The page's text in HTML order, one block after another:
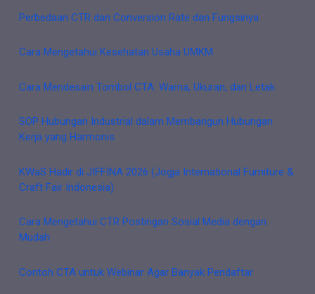
Perbedaan CTR dan Conversion Rate dan Fungsinya
Cara Mengetahui Kesehatan Usaha UMKM
Cara Mendesain Tombol CTA: Warna, Ukuran, dan Letak
SOP Hubungan Industrial dalam Membangun Hubungan
Kerja yang Harmonis
KWaS Hadir di JIFFINA 2026 (Jogja International Furniture &
Craft Fair Indonesia)
Cara Mengetahui CTR Postingan Sosial Media dengan
Mudah
Contoh CTA untuk Webinar Agar Banyak Pendaftar